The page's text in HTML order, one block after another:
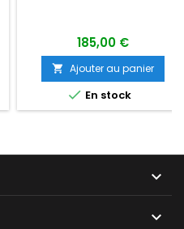
185,00 €
 Ajouter au panier
 En stock

